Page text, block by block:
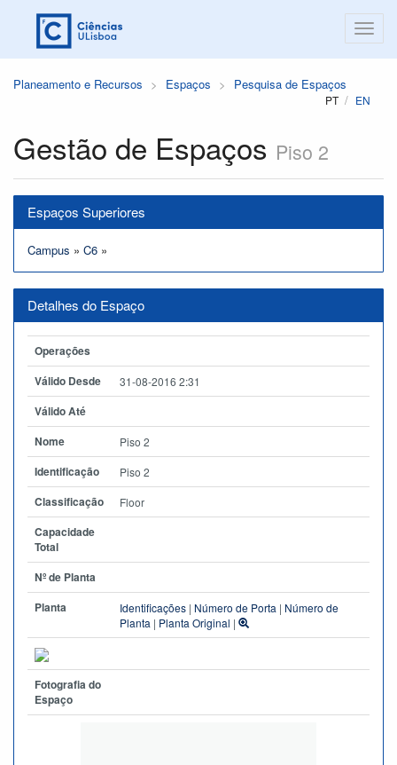
Planeamento e Recursos Espaços Pesquisa de Espaços
PT EN
Gestão de Espaços Piso 2
Espaços Superiores
Campus » C6 »
Detalhes do Espaço
Operações
Válido Desde
31-08-2016 2:31
Válido Até
Nome
Piso 2
Identificação Piso 2
Classificação Floor
Capacidade
Total
Nº de Planta
Planta
Identificações | Número de Porta | Número de
Planta | Planta Original |
Fotografia do
Espaço